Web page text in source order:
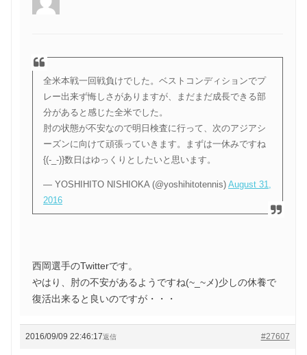
全米本戦一回戦負けでした。ベストコンディションでプ
レー出来ず悔しさがありますが、まだまだ成長できる部
分があると感じた全米でした。
肘の状態が不安なので明日検査に行って、次のアジアシ
ーズンに向けて頑張っていきます。まずは一休みですね
{(-_-)}数日はゆっくりとしたいと思います。
— YOSHIHITO NISHIOKA (@yoshihitotennis)August 31,
2016
西岡選手のTwitterです。
やはり、肘の不安があるようですね(~_~メ)少しの休養で
復活出来ると良いのですが・・・
2016/09/09 22:46:17 #27607
返信